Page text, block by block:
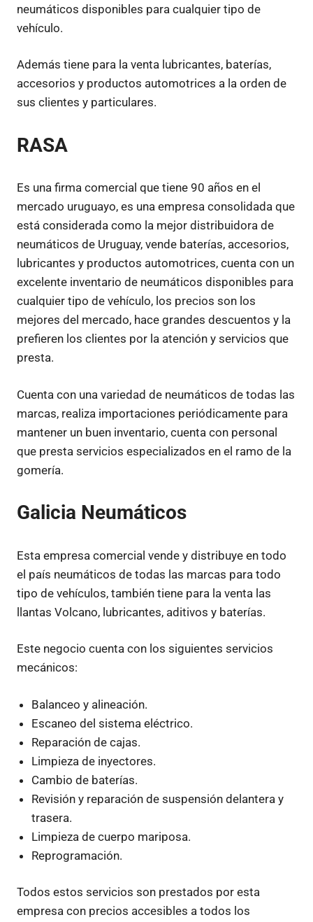
neumáticos disponibles para cualquier tipo de
vehículo.
Además tiene para la venta lubricantes, baterías,
accesorios y productos automotrices a la orden de
sus clientes y particulares.
RASA
Es una firma comercial que tiene 90 años en el
mercado uruguayo, es una empresa consolidada que
está considerada como la mejor distribuidora de
neumáticos de Uruguay, vende baterías, accesorios,
lubricantes y productos automotrices, cuenta con un
excelente inventario de neumáticos disponibles para
cualquier tipo de vehículo, los precios son los
mejores del mercado, hace grandes descuentos y la
prefieren los clientes por la atención y servicios que
presta.
Cuenta con una variedad de neumáticos de todas las
marcas, realiza importaciones periódicamente para
mantener un buen inventario, cuenta con personal
que presta servicios especializados en el ramo de la
gomería.
Galicia Neumáticos
Esta empresa comercial vende y distribuye en todo
el país neumáticos de todas las marcas para todo
tipo de vehículos, también tiene para la venta las
llantas Volcano, lubricantes, aditivos y baterías.
Este negocio cuenta con los siguientes servicios
mecánicos:
Balanceo y alineación.
Escaneo del sistema eléctrico.
Reparación de cajas.
Limpieza de inyectores.
Cambio de baterías.
Revisión y reparación de suspensión delantera y
trasera.
Limpieza de cuerpo mariposa.
Reprogramación.
Todos estos servicios son prestados por esta
empresa con precios accesibles a todos los